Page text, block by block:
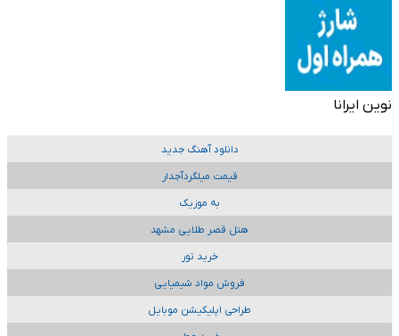
نوین ایرانا
دانلود آهنگ جدید
قیمت میلگردآجدار
به موزیک
هتل قصر طلایی مشهد
خرید تور
فروش مواد شیمیایی
طراحی اپلیکیشن موبایل